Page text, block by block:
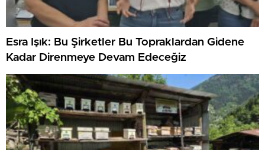
Esra Işık: Bu Şirketler Bu Topraklardan Gidene
Kadar Direnmeye Devam Edeceğiz